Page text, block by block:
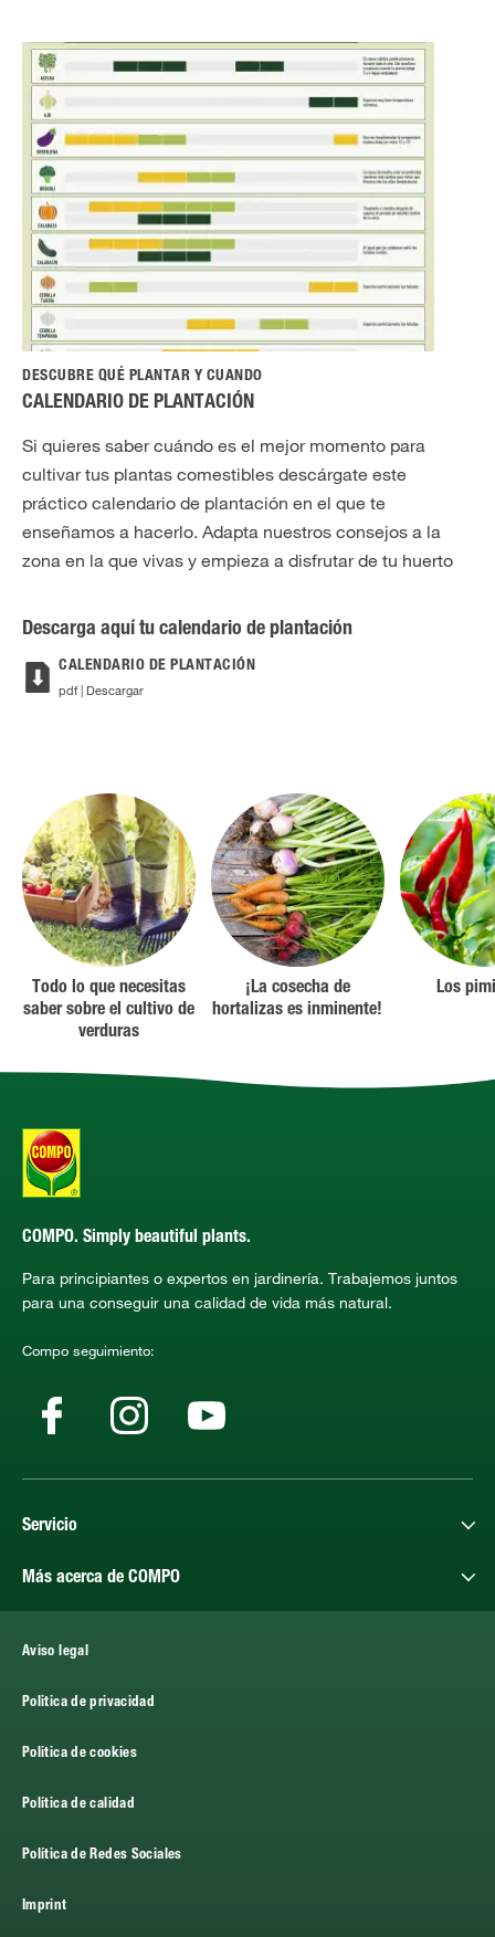
DESCUBRE QUÉ PLANTAR Y CUANDO
CALENDARIO DE PLANTACIÓN
Si quieres saber cuándo es el mejor momento para
cultivar tus plantas comestibles descárgate este
práctico calendario de plantación en el que te
enseñamos a hacerlo. Adapta nuestros consejos a la
zona en la que vivas y empieza a disfrutar de tu huerto
Descarga aquí tu calendario de plantación
CALENDARIO DE PLANTACIÓN
pdf | Descargar
Todo lo que necesitas
saber sobre el cultivo de
verduras
¡La cosecha de
hortalizas es inminente!
Los
COMPO. Simply beautiful plants.
Para principiantes o expertos en jardinería. Trabajemos juntos
para una conseguir una calidad de vida más natural.
Compo seguimiento:
Servicio
Más acerca de COMPO
Aviso legal
Politica de privacidad
Politica de cookies
Política de calidad
Política de Redes Sociales
Imprint